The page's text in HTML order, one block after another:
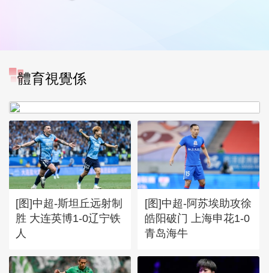
體育視覺係
[图]中超-奥斯卡破门 云南玉
昆1-0送成都蓉城6轮不胜
[图]中超-斯坦丘远射制
胜 大连英博1-0辽宁铁
人
[图]中超-阿苏埃助攻徐
皓阳破门 上海申花1-0
青岛海牛